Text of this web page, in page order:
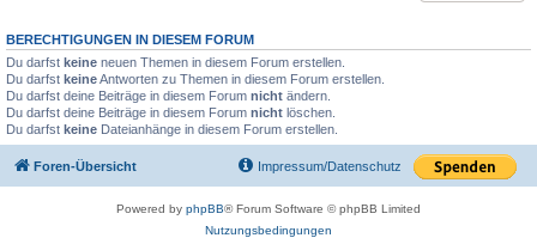
BERECHTIGUNGEN IN DIESEM FORUM
Du darfst keine neuen Themen in diesem Forum erstellen.
Du darfst keineAntworten zu Themen in diesem Forum erstellen.
Du darfst deine Beiträge in diesem Forum nicht ändern.
Du darfst deine Beiträge in diesem Forum nicht löschen.
Du darfst keine Dateianhänge in diesem Forum erstellen.
Foren-Übersicht Impressum/Datenschutz
Powered by phpBB® Forum Software © phpBB Limited
Nutzungsbedingungen